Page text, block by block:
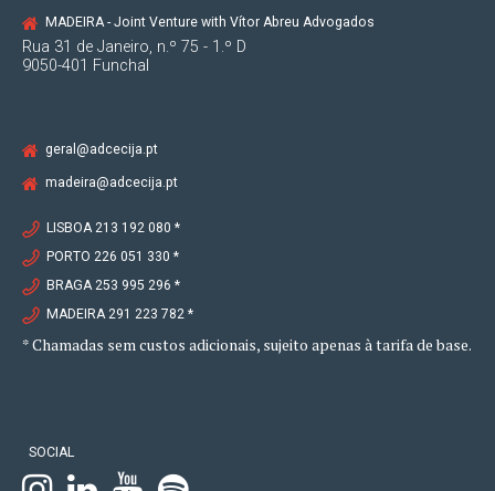
MADEIRA - Joint Venture with Vítor Abreu Advogados
Rua 31 de Janeiro, n.º 75 - 1.º D
9050-401 Funchal
geral@adcecija.pt
madeira@adcecija.pt
LISBOA 213 192 080 *
PORTO 226 051 330 *
BRAGA 253 995 296 *
MADEIRA 291 223 782 *
* Chamadas sem custos adicionais, sujeito apenas à tarifa de base.
SOCIAL